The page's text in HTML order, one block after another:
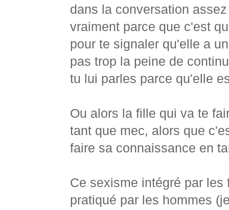
dans la conversation
vraiment parce que c'est
pour te signaler qu'elle a
pas trop la peine de
tu lui parles parce qu'elle
Ou alors la fille qui va te
tant que mec, alors que
faire sa connaissance en
Ce sexisme intégré par
pratiqué par les hommes